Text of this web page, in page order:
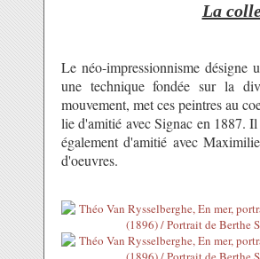
La
Le néo-impressionnisme désigne
une technique fondée sur la
mouvement, met ces peintres au
lie d'amitié avec Signac en 1887.
également d'amitié avec
d'oeuvres.